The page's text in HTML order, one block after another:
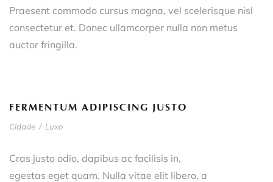
Praesent commodo cursus magna, vel scelerisque nisl
consectetur et. Donec ullamcorper nulla non metus
auctor fringilla.
FERMENTUM ADIPISCING JUSTO
Cidade / Luxo
Cras justo odio, dapibus ac facilisis in,
egestas eget quam. Nulla vitae elit libero, a